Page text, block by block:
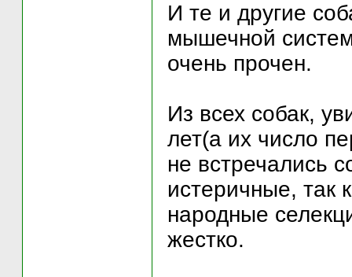
И те и другие
мышечной
очень прочен.
Из всех собак,
лет(а их число
не встречались
истеричные, так
народные
жестко.